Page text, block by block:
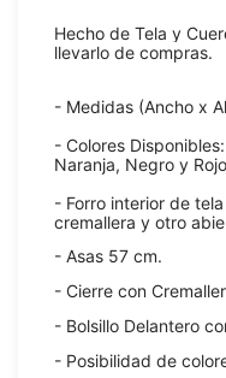
Hecho de Tela y
llevarlo de compras.
- Medidas (Ancho x
- Colores
Naranja, Negro y
- Forro interior de
cremallera y otro
- Asas 57 cm.
- Cierre con
- Bolsillo Delantero
- Posibilidad de